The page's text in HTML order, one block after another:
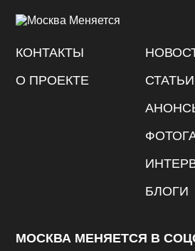
КОНТАКТЫ
О ПРОЕКТЕ
СТАТЬИ
БЛОГИ
МОСКВА МЕНЯЕТСЯ В